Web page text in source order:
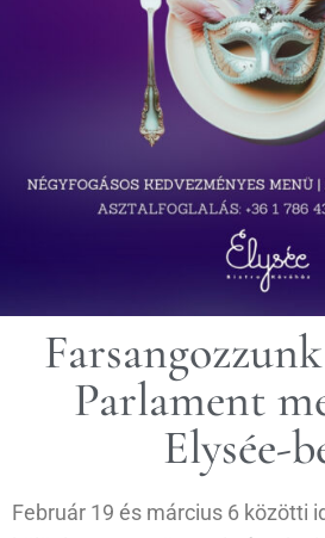
Parlament
Elysée-
Február 19 és március 6 közötti